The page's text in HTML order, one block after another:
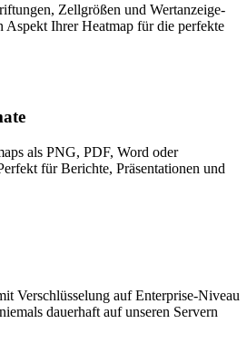
Zellgrößen und Wertanzeige-
Aspekt Ihrer Heatmap für die perfekte
als PNG, PDF, Word oder
für Berichte, Präsentationen und
Verschlüsselung auf Enterprise-Niveau
dauerhaft auf unseren Servern